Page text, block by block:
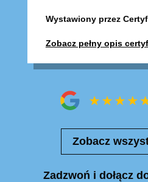
Wystawiony przez
Zobacz pełny opis
Zobacz
Zadzwoń i dołącz